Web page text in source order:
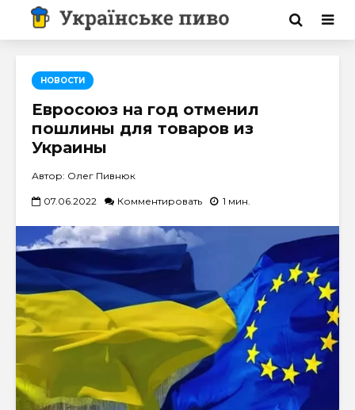
НОВОСТИ
Евросоюз на год отменил
пошлины для товаров из
Украины
Автор: Олег Пивнюк
07.06.2022 Комментировать 1 мин.